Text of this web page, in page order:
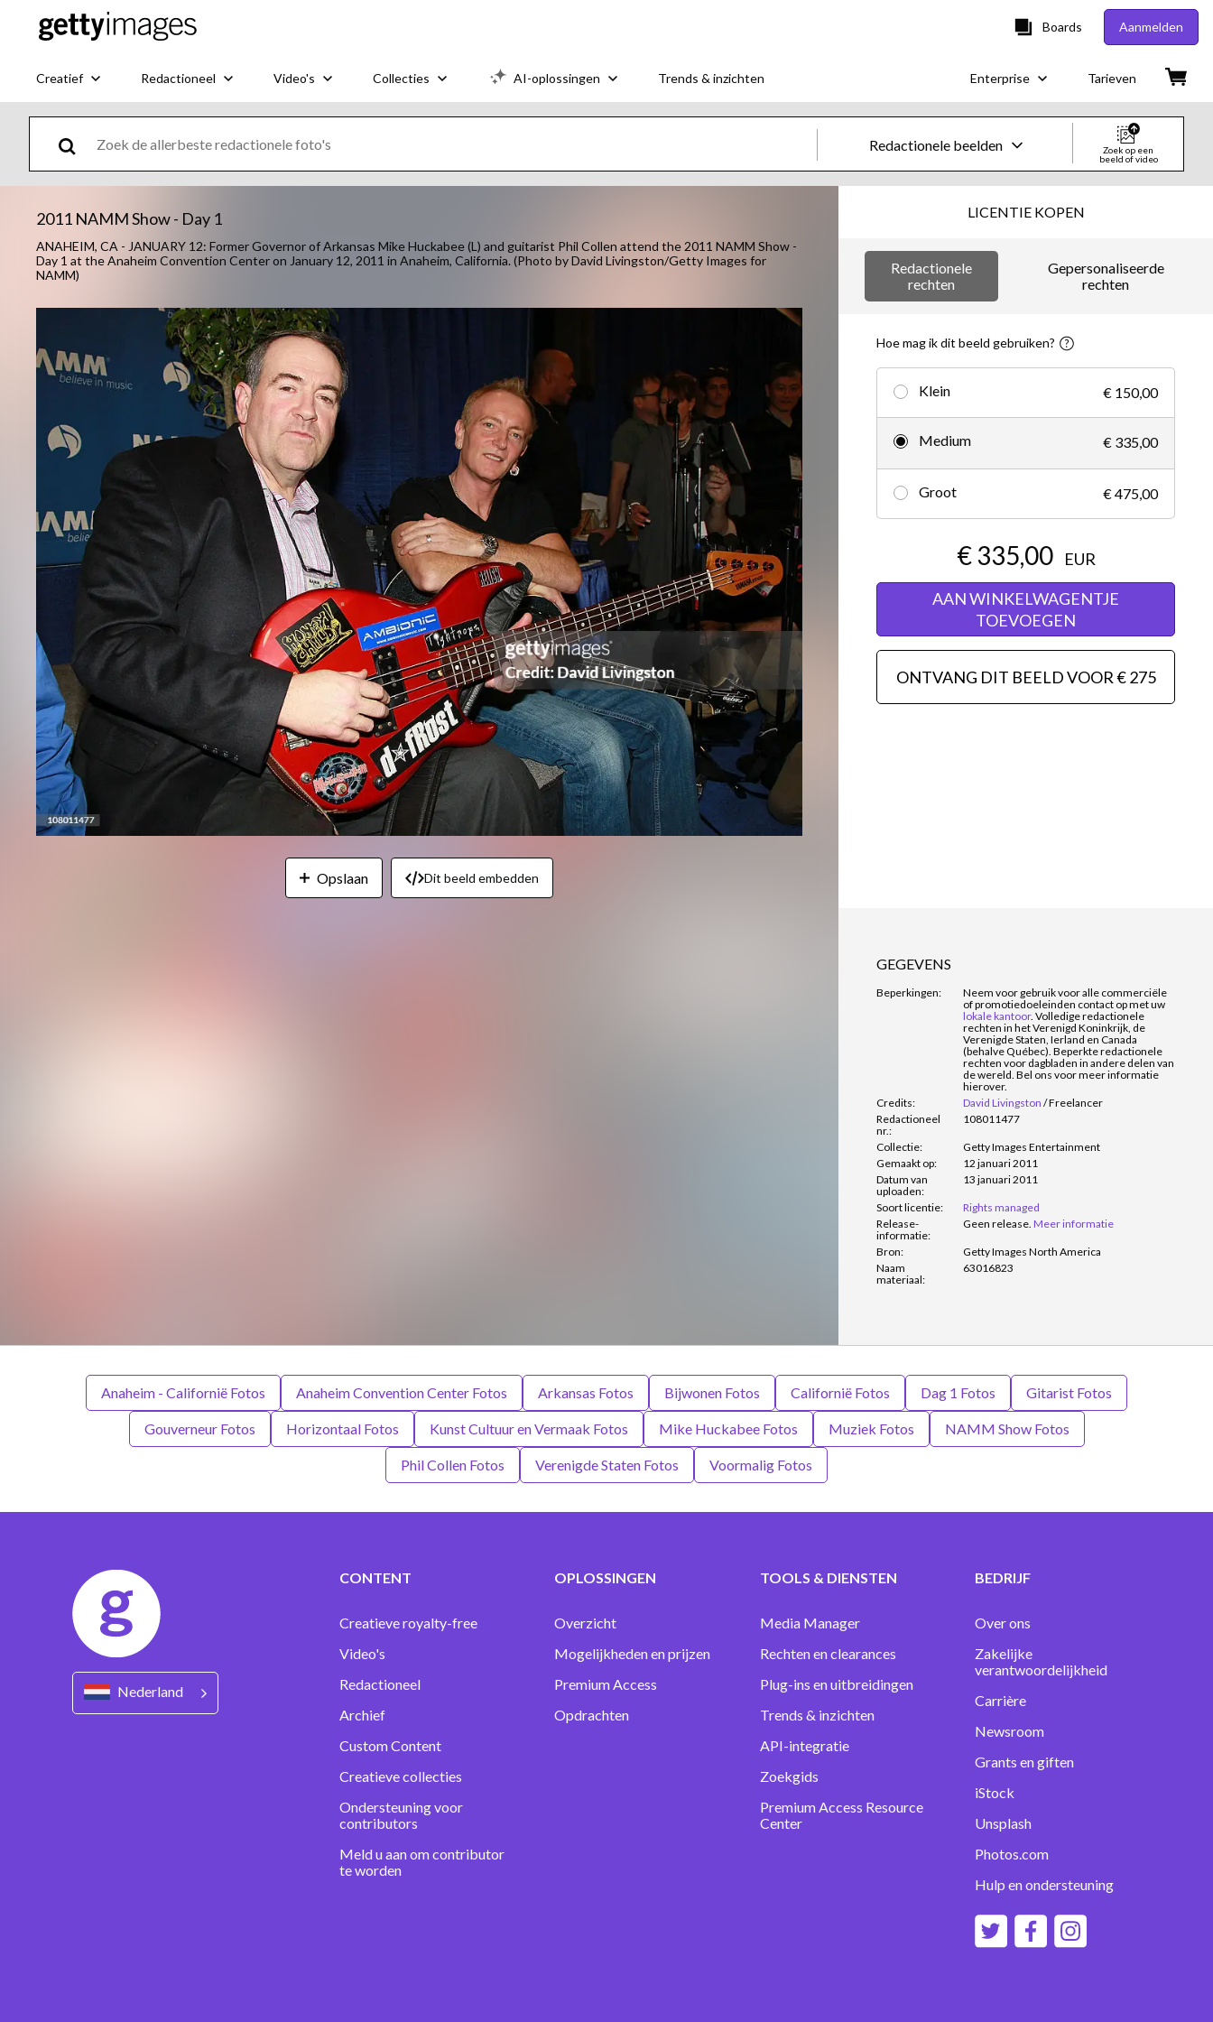
Boards Aanmelden
Creatief Redactioneel Video's Collecties AI-oplossingen Trends & inzichten Enterprise Tarieven
Redactionele beelden
Beelden
Creatief
Video's
Creatief
Zoek op een
beeld of video
2011 NAMM Show - Day 1
ANAHEIM, CA - JANUARY 12: Former Governor of Arkansas Mike Huckabee (L) and guitarist Phil Collen attend the 2011 NAMM Show -
Day 1 at the Anaheim Convention Center on January 12, 2011 in Anaheim, California. (Photo by David Livingston/Getty Images for
NAMM)
Opslaan Dit beeld embedden
LICENTIE KOPEN
Redactionele
rechten
Gepersonaliseerde
rechten
Hoe mag ik dit beeld gebruiken?
Klein € 150,00
Medium € 335,00
Groot € 475,00
€ 335,00
EUR
AAN WINKELWAGENTJE
TOEVOEGEN
ONTVANG DIT BEELD VOOR € 275
GEGEVENS
Beperkingen:
Neem voor gebruik voor alle commerciële
of promotiedoeleinden contact op met uw
lokale kantoor. Volledige redactionele
rechten in het Verenigd Koninkrijk, de
Verenigde Staten, Ierland en Canada
(behalve Québec). Beperkte redactionele
rechten voor dagbladen in andere delen van
de wereld. Bel ons voor meer informatie
hierover.
Credits:
David Livingston /Freelancer
Redactioneel
nr.:
108011477
Collectie:
Getty Images Entertainment
Gemaakt op:
12 januari 2011
Datum van
uploaden:
13 januari 2011
Soort licentie:
Rights managed
Release-
informatie:
Geen release. Meer informatie
Bron:
Getty Images North America
Naam
materiaal:
63016823
Anaheim - Californië Fotos Anaheim Convention Center Fotos Arkansas Fotos Bijwonen Fotos Californië Fotos Dag 1 Fotos Gitarist Fotos
Gouverneur Fotos Horizontaal Fotos Kunst Cultuur en Vermaak Fotos Mike Huckabee Fotos Muziek Fotos NAMM Show Fotos
Phil Collen Fotos Verenigde Staten Fotos Voormalig Fotos
Nederland
CONTENT
Creatieve royalty-free
Video's
Redactioneel
Archief
Custom Content
Creatieve collecties
Ondersteuning voor
contributors
Meld u aan om contributor
te worden
OPLOSSINGEN
Overzicht
Mogelijkheden en prijzen
Premium Access
Opdrachten
TOOLS & DIENSTEN
Media Manager
Rechten en clearances
Plug-ins en uitbreidingen
Trends & inzichten
API-integratie
Zoekgids
Premium Access Resource
Center
BEDRIJF
Over ons
Zakelijke
verantwoordelijkheid
Carrière
Newsroom
Grants en giften
iStock
Unsplash
Photos.com
Hulp en ondersteuning